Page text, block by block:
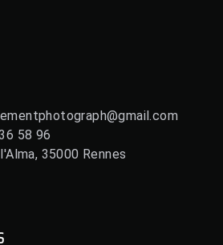
58 96
35000 Rennes